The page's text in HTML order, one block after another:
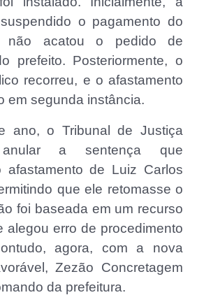
o pagamento do
não acatou o pedido de
prefeito. Posteriormente, o
recorreu, e o afastamento
em segunda instância.
ano, o Tribunal de Justiça
a sentença que
afastamento de Luiz Carlos
que ele retomasse o
foi baseada em um recurso
alegou erro de procedimento
agora, com a nova
Zezão Concretagem
da prefeitura.